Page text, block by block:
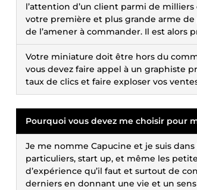
l’attention d’un client parmi de
votre première et plus grande arme
de l’amener à commander. Il est alors
Votre miniature doit être hors du
vous devez faire appel à un graphiste
taux de clics et faire exploser vos
Pourquoi vous devez me choisir pour
Je me nomme Capucine et je suis
particuliers, start up, et même les
d’expérience qu’il faut et surtout de
derniers en donnant une vie et un